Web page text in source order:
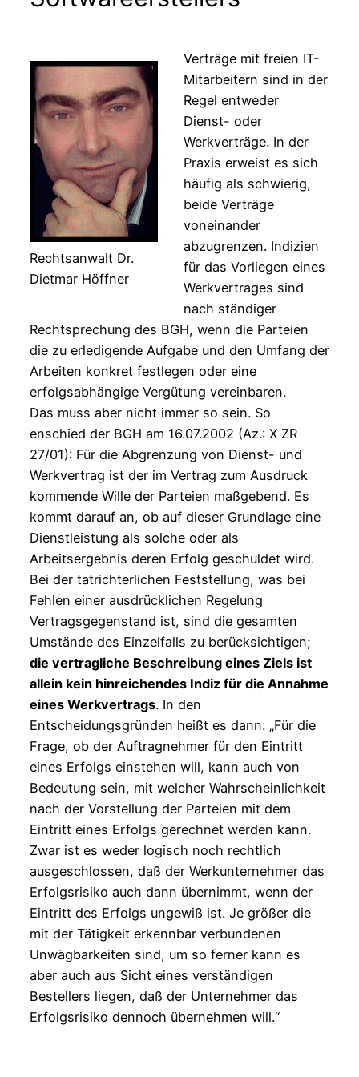
Rechtsanwalt Dr.
Dietmar Höffner
Verträge mit freien IT-
Mitarbeitern sind in der
Regel entweder
Dienst- oder
Werkverträge. In der
Praxis erweist es sich
häufig als schwierig,
beide Verträge
voneinander
abzugrenzen. Indizien
für das Vorliegen eines
Werkvertrages sind
nach ständiger
Rechtsprechung des BGH, wenn die Parteien
die zu erledigende Aufgabe und den Umfang der
Arbeiten konkret festlegen oder eine
erfolgsabhängige Vergütung vereinbaren.
Das muss aber nicht immer so sein. So
enschied der BGH am 16.07.2002 (Az.: X ZR
27/01): Für die Abgrenzung von Dienst- und
Werkvertrag ist der im Vertrag zum Ausdruck
kommende Wille der Parteien maßgebend. Es
kommt darauf an, ob auf dieser Grundlage eine
Dienstleistung als solche oder als
Arbeitsergebnis deren Erfolg geschuldet wird.
Bei der tatrichterlichen Feststellung, was bei
Fehlen einer ausdrücklichen Regelung
Vertragsgegenstand ist, sind die gesamten
Umstände des Einzelfalls zu berücksichtigen;
die vertragliche Beschreibung eines Ziels ist
allein kein hinreichendes Indiz für die Annahme
eines Werkvertrags. In den
Entscheidungsgründen heißt es dann: „Für die
Frage, ob der Auftragnehmer für den Eintritt
eines Erfolgs einstehen will, kann auch von
Bedeutung sein, mit welcher Wahrscheinlichkeit
nach der Vorstellung der Parteien mit dem
Eintritt eines Erfolgs gerechnet werden kann.
Zwar ist es weder logisch noch rechtlich
ausgeschlossen, daß der Werkunternehmer das
Erfolgsrisiko auch dann übernimmt, wenn der
Eintritt des Erfolgs ungewiß ist. Je größer die
mit der Tätigkeit erkennbar verbundenen
Unwägbarkeiten sind, um so ferner kann es
aber auch aus Sicht eines verständigen
Bestellers liegen, daß der Unternehmer das
Erfolgsrisiko dennoch übernehmen will.“